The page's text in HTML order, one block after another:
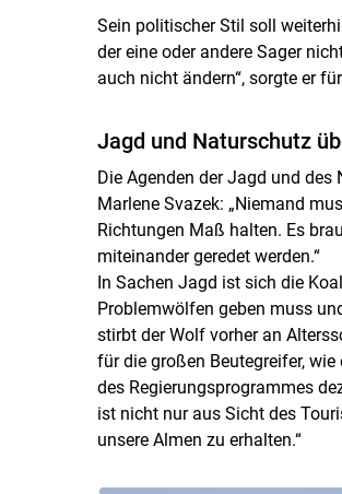
Sein politischer Stil soll
der eine oder andere Sager
auch nicht ändern“, sorgte er
Jagd und Naturschutz
Die Agenden der Jagd und
Marlene Svazek: „Niemand
Richtungen Maß halten. Es
miteinander geredet werden.“
In Sachen Jagd ist sich die
Problemwölfen geben muss
stirbt der Wolf vorher an
für die großen Beutegreifer,
des Regierungsprogrammes
ist nicht nur aus Sicht des
unsere Almen zu erhalten.“